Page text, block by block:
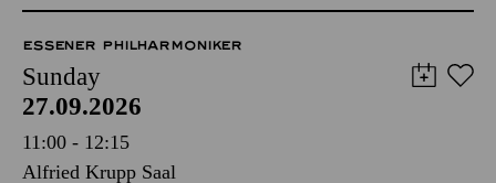
ESSENER PHILHARMONIKER
Sunday
27.09.2026
11:00 - 12:15
Alfried Krupp Saal